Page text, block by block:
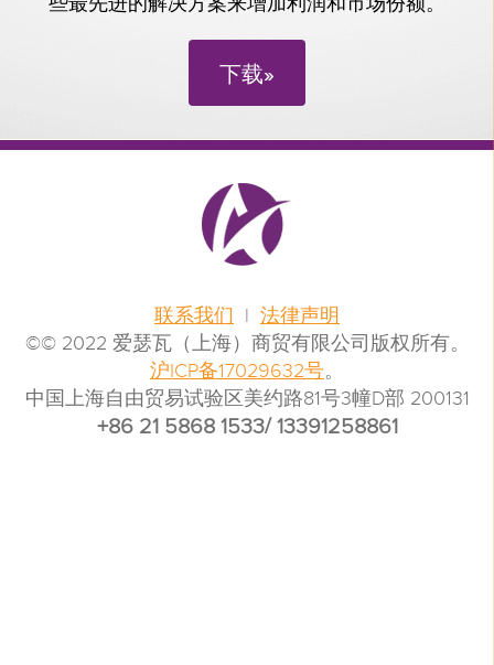
些最先进的解决方案来增加利润和市场份额。
下载»
联系我们
法律声明
©© 2022 爱瑟瓦（上海）商贸有限公司版权所有。
沪ICP备17029632号。
中国上海自由贸易试验区美约路81号3幢D部 200131
+86 21 5868 1533/ 13391258861